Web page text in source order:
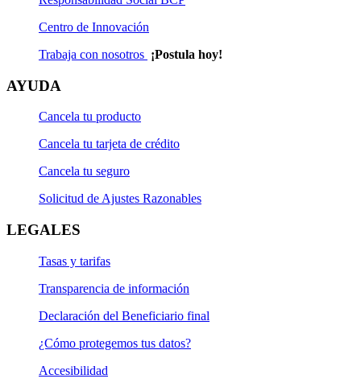
Centro de Innovación
Trabaja con nosotros ¡Postula hoy!
AYUDA
Cancela tu producto
Cancela tu tarjeta de crédito
Cancela tu seguro
Solicitud de Ajustes Razonables
LEGALES
Tasas y tarifas
Transparencia de información
Declaración del Beneficiario final
¿Cómo protegemos tus datos?
Accesibilidad